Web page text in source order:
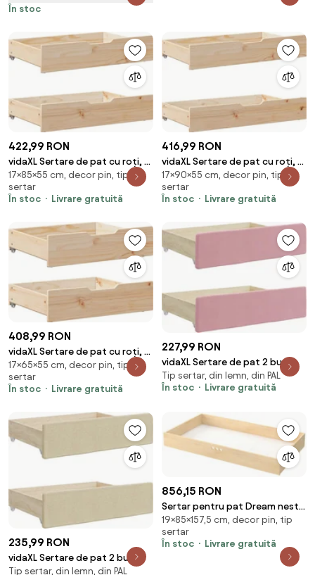
În stoc
422,99 RON
vidaXL Sertare de pat cu roți, 2
buc., 85x55x17 cm, lemn masiv
de pin
17×85×55 cm, decor pin, tip
sertar
În stoc
Livrare gratuită
416,99 RON
vidaXL Sertare de pat cu roți, 2
buc., 90x55x17 cm, lemn masiv
de pin
17×90×55 cm, decor pin, tip
sertar
În stoc
Livrare gratuită
408,99 RON
vidaXL Sertare de pat cu roți, 2
buc., 65x55x17 cm, lemn masiv
de pin
17×65×55 cm, decor pin, tip
sertar
În stoc
Livrare gratuită
227,99 RON
vidaXL Sertare de pat 2 buc,
roz, lemn prelucrat și catifea
Tip sertar, din lemn, din PAL
În stoc
Livrare gratuită
235,99 RON
vidaXL Sertare de pat 2 buc,
crem, lemn prelucrat și textil
Tip sertar, din lemn, din PAL
856,15 RON
Sertar pentru pat Dream nest
pin 80x160 cm
19×85×157,5 cm, decor pin, tip
sertar
În stoc
Livrare gratuită